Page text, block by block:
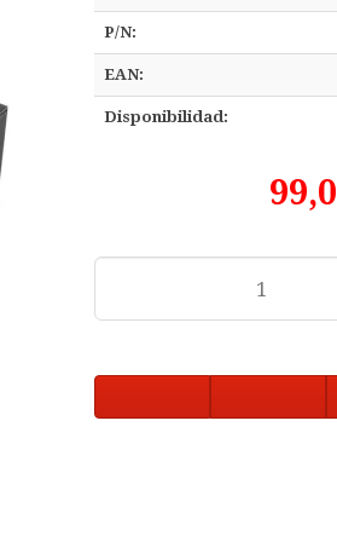
P/N:
EAN:
Disponibilidad: